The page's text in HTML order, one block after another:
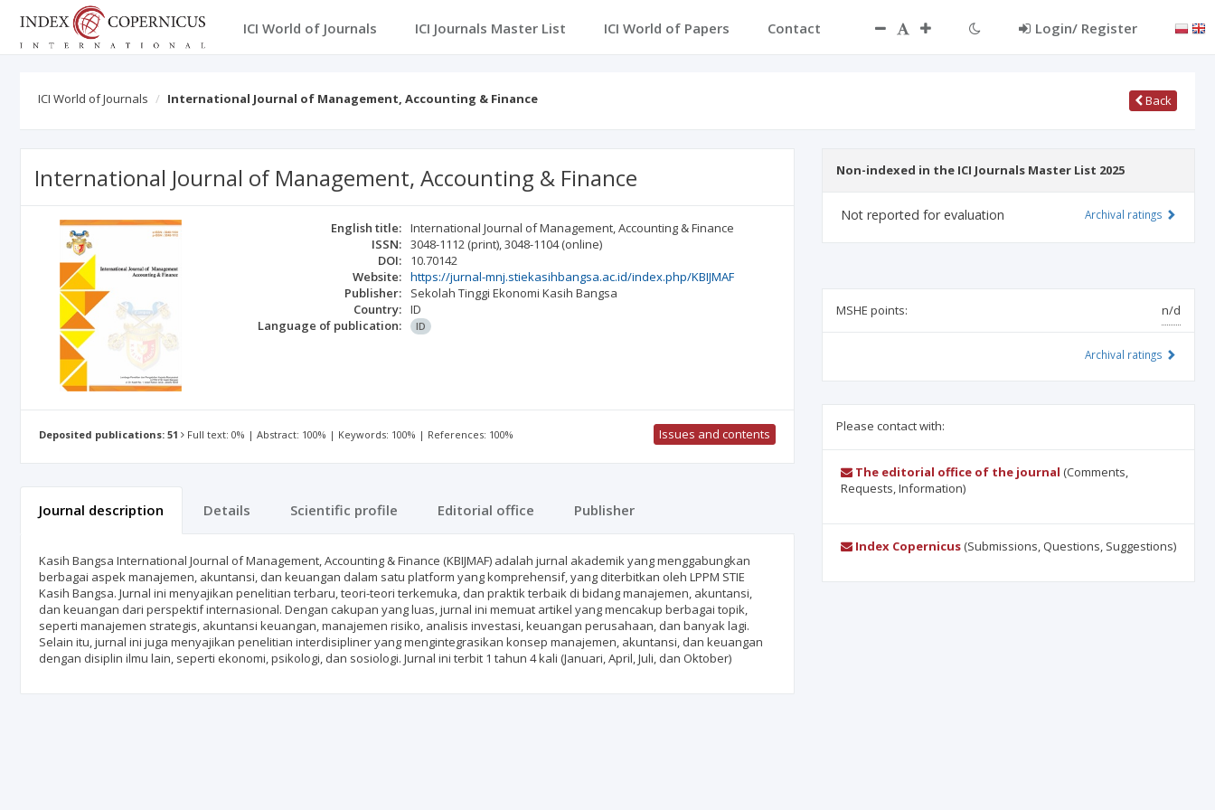
ICI World of Journals ICI Journals Master List ICI World of Papers Contact Login/ Register
ICI World of Journals International Journal of Management, Accounting & Finance Back
International Journal of Management, Accounting & Finance
English title: International Journal of Management, Accounting & Finance
ISSN: 3048-1112 (print),3048-1104(online)
DOI:
10.70142
Website: https://jurnal-mnj.stiekasihbangsa.ac.id/index.php/KBIJMAF
Publisher:
Sekolah Tinggi Ekonomi Kasih Bangsa
Country: ID
Language of publication:
ID
Deposited publications: 51 Full text: 0% | Abstract: 100% | Keywords: 100% | References: 100% Issues and contents
Journal description Details Scientific profile Editorial office Publisher
Kasih Bangsa International Journal of Management, Accounting & Finance (KBIJMAF) adalah jurnal akademik yang menggabungkan
berbagai aspek manajemen, akuntansi, dan keuangan dalam satu platform yang komprehensif, yang diterbitkan oleh LPPM STIE
Kasih Bangsa. Jurnal ini menyajikan penelitian terbaru, teori-teori terkemuka, dan praktik terbaik di bidang manajemen, akuntansi,
dan keuangan dari perspektif internasional. Dengan cakupan yang luas, jurnal ini memuat artikel yang mencakup berbagai topik,
seperti manajemen strategis, akuntansi keuangan, manajemen risiko, analisis investasi, keuangan perusahaan, dan banyak lagi.
Selain itu, jurnal ini juga menyajikan penelitian interdisipliner yang mengintegrasikan konsep manajemen, akuntansi, dan keuangan
dengan disiplin ilmu lain, seperti ekonomi, psikologi, dan sosiologi. Jurnal ini terbit 1 tahun 4 kali (Januari, April, Juli, dan Oktober)
Non-indexed in the ICI Journals Master List 2025
Not reported for evaluation Archival ratings
MSHE points: n/d
Archival ratings
Please contact with:
The editorial office of the journal (Comments,
Requests, Information)
Index Copernicus(Submissions, Questions, Suggestions)